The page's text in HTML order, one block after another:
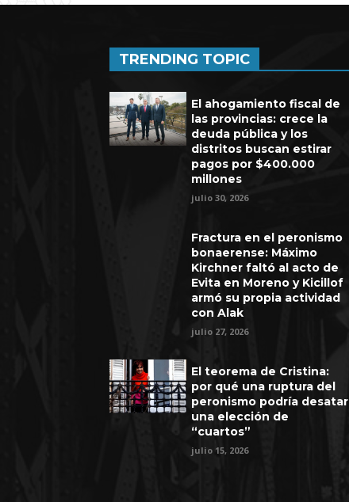
TRENDING TOPIC
El ahogamiento fiscal de
las provincias: crece la
deuda pública y los
distritos buscan estirar
pagos por $400.000
millones
julio 30, 2026
Fractura en el peronismo
bonaerense: Máximo
Kirchner faltó al acto de
Evita en Moreno y Kicillof
armó su propia actividad
con Alak
julio 27, 2026
El teorema de Cristina:
por qué una ruptura del
peronismo podría desatar
una elección de
“cuartos”
julio 15, 2026